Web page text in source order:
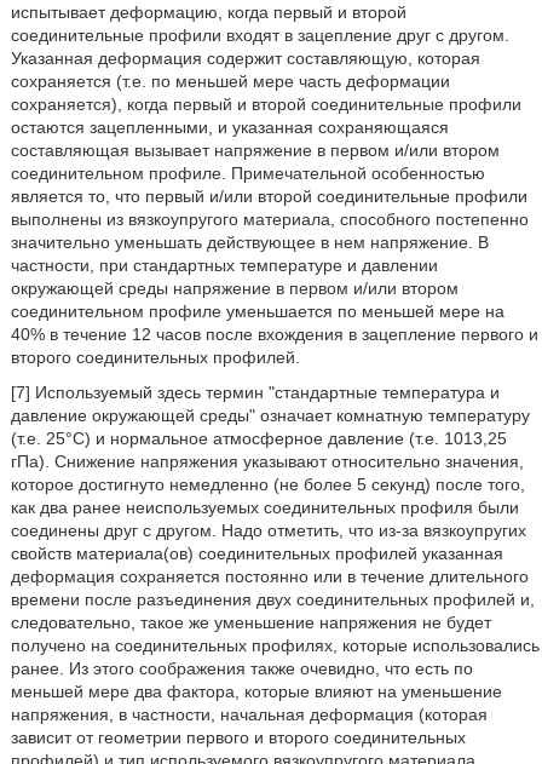
испытывает деформацию, когда первый и второй
соединительные профили входят в зацепление друг с другом.
Указанная деформация содержит составляющую, которая
сохраняется (т.е. по меньшей мере часть деформации
сохраняется), когда первый и второй соединительные профили
остаются зацепленными, и указанная сохраняющаяся
составляющая вызывает напряжение в первом и/или втором
соединительном профиле. Примечательной особенностью
является то, что первый и/или второй соединительные профили
выполнены из вязкоупругого материала, способного постепенно
значительно уменьшать действующее в нем напряжение. В
частности, при стандартных температуре и давлении
окружающей среды напряжение в первом и/или втором
соединительном профиле уменьшается по меньшей мере на
40% в течение 12 часов после вхождения в зацепление первого и
второго соединительных профилей.
[7] Используемый здесь термин "стандартные температура и
давление окружающей среды" означает комнатную температуру
(т.е. 25°С) и нормальное атмосферное давление (т.е. 1013,25
гПа). Снижение напряжения указывают относительно значения,
которое достигнуто немедленно (не более 5 секунд) после того,
как два ранее неиспользуемых соединительных профиля были
соединены друг с другом. Надо отметить, что из-за вязкоупругих
свойств материала(ов) соединительных профилей указанная
деформация сохраняется постоянно или в течение длительного
времени после разъединения двух соединительных профилей и,
следовательно, такое же уменьшение напряжения не будет
получено на соединительных профилях, которые использовались
ранее. Из этого соображения также очевидно, что есть по
меньшей мере два фактора, которые влияют на уменьшение
напряжения, в частности, начальная деформация (которая
зависит от геометрии первого и второго соединительных